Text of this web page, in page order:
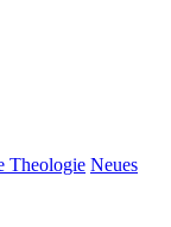
Theologie Neues